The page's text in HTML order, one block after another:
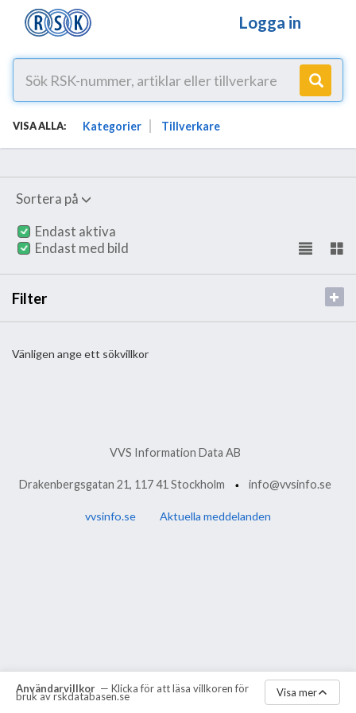
Logga in
VISA ALLA: Kategorier Tillverkare
Sortera på
Endast aktiva
Endast med bild
Filter
Vänligen ange ett sökvillkor
Användarvillkor — Klicka för att läsa villkoren för
bruk av rskdatabasen.se Visa mer
VVS Information Data AB
Drakenbergsgatan 21, 117 41 Stockholm info@vvsinfo.se
vvsinfo.se Aktuella meddelanden